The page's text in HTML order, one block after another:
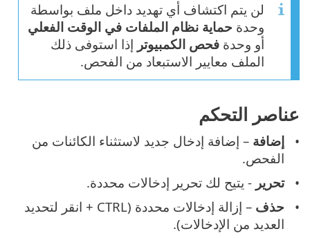
لن يتم اكتشاف أي تهديد داخل ملف بواسطة
وحدة حماية نظام الملفات في الوقت الفعلي
أو وحدة فحص الكمبيوتر إذا استوفى ذلك
الملف معايير الاستبعاد من الفحص.
عناصر التحكم
إضافة – إضافة إدخال جديد لاستثناء الكائنات من
الفحص.
تحرير - يتيح لك تحرير إدخالات محددة.
حذف
– إزالة إدخالات محددة (CTRL + انقر لتحديد
العديد من الإدخالات).